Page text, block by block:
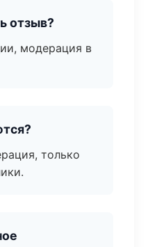
отзыв?
модерация в
только